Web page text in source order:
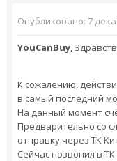
Опубликовано: 7
YouCanBuy,
К сожалению,
в самый последний
На данный момент
Предварительно со
отправку через ТК
Сейчас позвонил в